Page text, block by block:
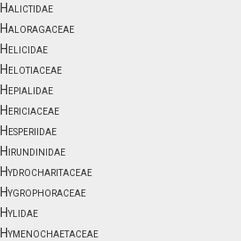
Halictidae
Haloragaceae
Helicidae
Helotiaceae
Hepialidae
Hericiaceae
Hesperiidae
Hirundinidae
Hydrocharitaceae
Hygrophoraceae
Hylidae
Hymenochaetaceae